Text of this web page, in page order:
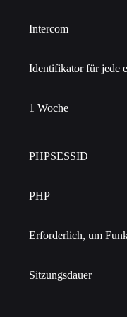
Intercom
Identifikator für jede
1 Woche
PHPSESSID
PHP
Erforderlich, um
Sitzungsdauer